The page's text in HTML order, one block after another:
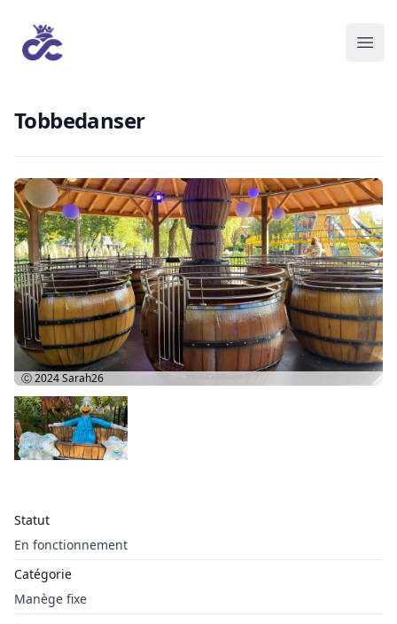
Tobbedanser
Statut
En fonctionnement
Catégorie
Manège fixe
Ⓒ 2024Sarah26